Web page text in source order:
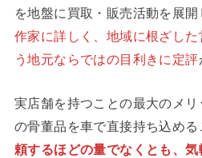
を地盤に買取・販売活動を展開
作家に詳しく、地域に根ざし
う地元ならではの目利きに定評
実店舗を持つことの最大のメ
の骨董品を車で直接持ち込める
頼するほどの量でなくとも、